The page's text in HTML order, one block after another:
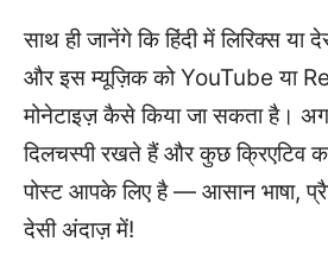
साथ ही जानेंगे कि हिंदी में लिरिक्स या
और इस म्यूज़िक को YouTube या
मोनेटाइज़ कैसे किया जा सकता है।
दिलचस्पी रखते हैं और कुछ क्रिएटिव
पोस्ट आपके लिए है — आसान भाषा,
देसी अंदाज़ में!